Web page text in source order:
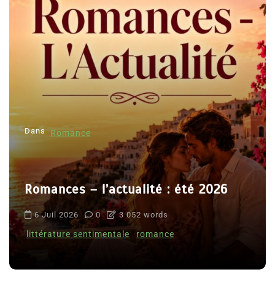
Dans Romance
Romances – l’actualité : été 2026
6 Juil 2026 0 3 052 words
littérature sentimentale romance